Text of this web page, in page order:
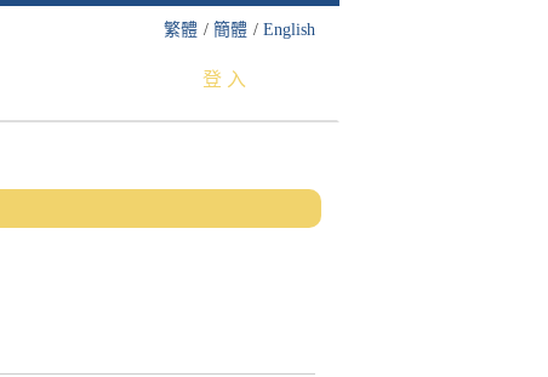
繁體 / 簡體 / English
登 入